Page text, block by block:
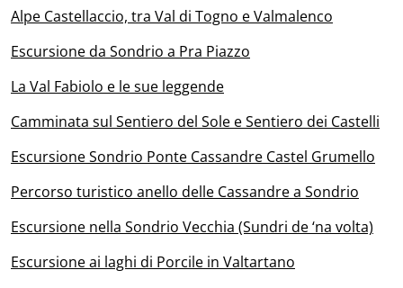
Alpe Castellaccio, tra Val di Togno e Valmalenco
Escursione da Sondrio a Pra Piazzo
La Val Fabiolo e le sue leggende
Camminata sul Sentiero del Sole e Sentiero dei Castelli
Escursione Sondrio Ponte Cassandre Castel Grumello
Percorso turistico anello delle Cassandre a Sondrio
Escursione nella Sondrio Vecchia (Sundri de ‘na volta)
Escursione ai laghi di Porcile in Valtartano